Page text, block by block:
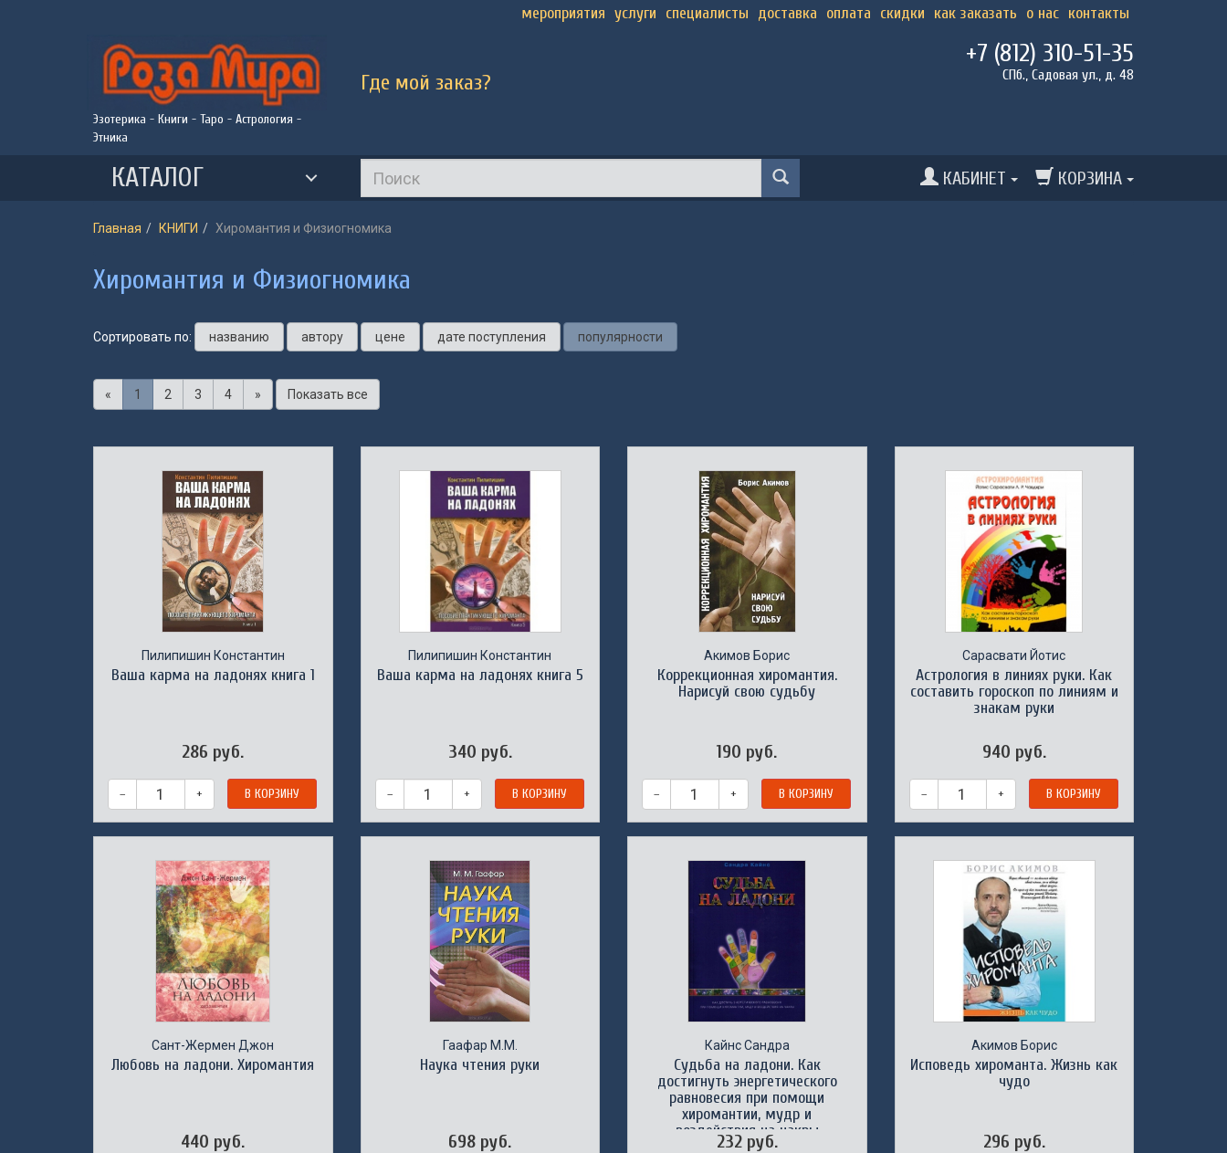
мероприятия услуги специалисты доставка оплата скидки как заказать о нас контакты
Эзотерика - Книги - Таро - Астрология -
Этника
Где мой заказ?
+7 (812) 310-51-35
СПб., Садовая ул., д. 48
КАТАЛОГ КАБИНЕТ КОРЗИНА
Главная КНИГИ Хиромантия и Физиогномика
Хиромантия и Физиогномика
Сортировать по: названию автору цене дате поступления популярности
« 1 2 3 4 » Показать все
Пилипишин Константин
Ваша карма на ладонях книга 1
286 руб.
– + В КОРЗИНУ
Пилипишин Константин
Ваша карма на ладонях книга 5
340 руб.
– + В КОРЗИНУ
Акимов Борис
Коррекционная хиромантия.
Нарисуй свою судьбу
190 руб.
– + В КОРЗИНУ
Сарасвати Йотис
Астрология в линиях руки. Как
составить гороскоп по линиям и
знакам руки
940 руб.
– + В КОРЗИНУ
Сант-Жермен Джон
Любовь на ладони. Хиромантия
440 руб.
Гаафар М.М.
Наука чтения руки
698 руб.
Кайнс Сандра
Судьба на ладони. Как
достигнуть энергетического
равновесия при помощи
хиромантии, мудр и
воздействия на чакры
232 руб.
Акимов Борис
Исповедь хироманта. Жизнь как
чудо
296 руб.